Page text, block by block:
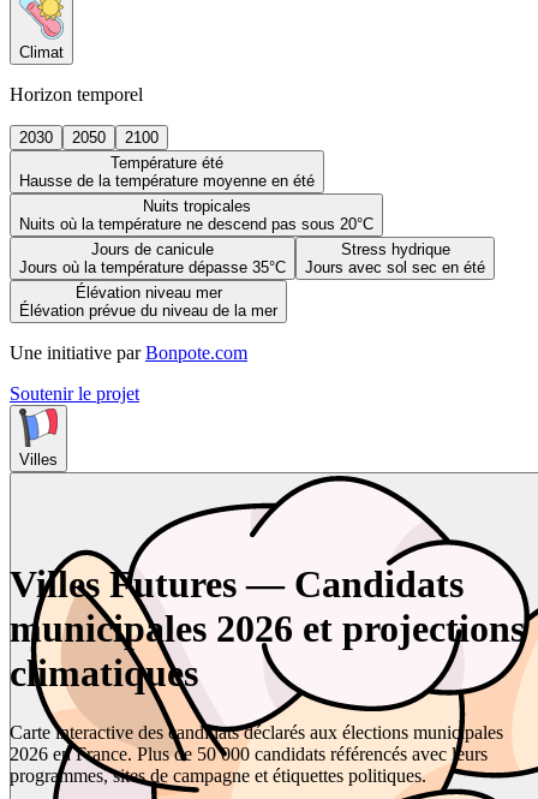
Climat
Horizon temporel
2030 2050
2100
Température été
Hausse de la température moyenne en été
Nuits tropicales
Nuits où la température ne descend pas sous 20°C
Jours de canicule
Jours où la température dépasse 35°C
Stress hydrique
Jours avec sol sec en été
Élévation niveau mer
Élévation prévue du niveau de la mer
Une initiative par Bonpote.com
Soutenir le projet
Villes
Villes Futures — Candidats
municipales 2026 et projections
climatiques
Carte interactive des candidats déclarés aux élections municipales
2026 en France. Plus de 50 000 candidats référencés avec leurs
programmes, sites de campagne et étiquettes politiques.